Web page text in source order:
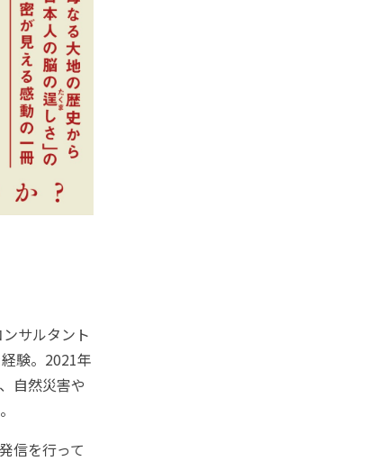
サルタント
験。2021年
自然災害や
信を行って